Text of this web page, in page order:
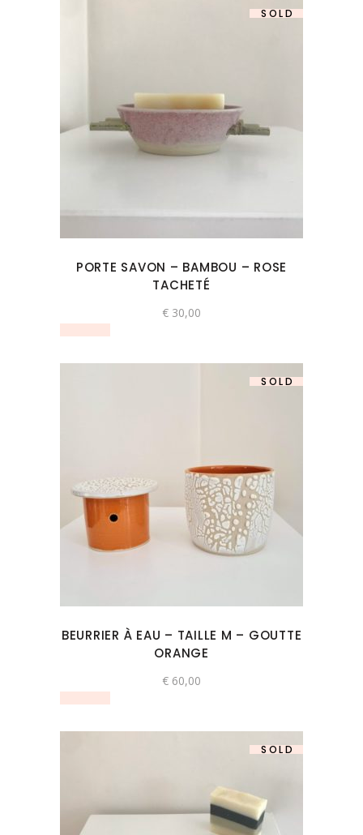
SOLD
PORTE SAVON – BAMBOU – ROSE
TACHETÉ
€ 30,00
SOLD
BEURRIER À EAU – TAILLE M – GOUTTE
ORANGE
€ 60,00
SOLD